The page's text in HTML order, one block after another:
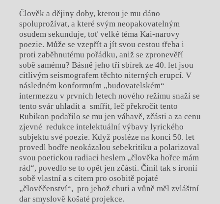
Člověk a dějiny doby, kterou je mu dáno
spoluprožívat, a které svým neopakovatelným
osudem sekunduje, toť velké téma Kai-narovy
poezie. Může se vzepřít a jít svou cestou třeba i
proti zaběhnutému pořádku, aniž se zpronevěří
sobě samému? Básně jeho tří sbírek ze 40. let jsou
citlivým seismografem těchto niterných erupcí. V
následném konformním „budovatelském“
intermezzu v prvních letech nového režimu snaží se
tento svár uhladit a smířit, leč překročit tento
Rubikon podařilo se mu jen váhavě, zčásti a za cenu
zjevné redukce intelektuální výbavy lyrického
subjektu své poezie. Když posléze na konci 50. let
provedl bodře neokázalou sebekritiku a polarizoval
svou poetickou radiaci heslem „člověka hořce mám
rád“, povedlo se to opět jen zčásti. Činil tak s ironií
sobě vlastní a s citem pro osobitě pojaté
„člověčenství“, pro jehož chuti a vůně měl zvláštní
dar smyslově košaté projekce.